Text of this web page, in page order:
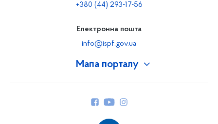
Мапа порталу
+380 (44) 293-17-56
Електронна пошта
info@ispf.gov.ua